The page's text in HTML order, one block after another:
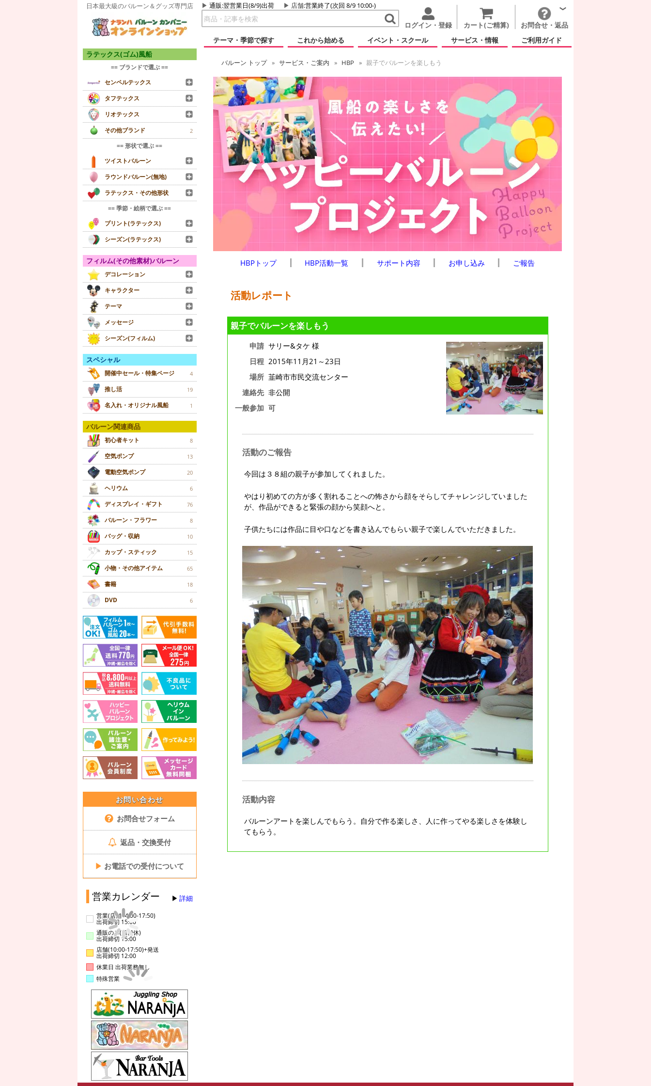
日本最大級のバルーン＆グッズ専門店 通販:翌営業日(8/9)出荷 店舗:営業終了(次回 8/9 10:00-)
ログイン・登録 カート(ご精算)
お問合せ・返品
テーマ・季節で探す
これから始める イベント・スクール サービス・情報 ご利用ガイド
ラテックス(ゴム)風船
== ブランドで選ぶ ==
センペルテックス
タフテックス
リオテックス
その他ブランド
2
== 形状で選ぶ ==
ツイストバルーン
ラウンドバルーン(無地)
ラテックス・その他形状
== 季節・絵柄で選ぶ ==
プリント(ラテックス)
シーズン(ラテックス)
フィルム(その他素材)バルーン
デコレーション
キャラクター
テーマ
メッセージ
シーズン(フィルム)
スペシャル
開催中セール・特集ページ 4
推し活 19
名入れ・オリジナル風船 1
バルーン関連商品
初心者キット 8
空気ポンプ 13
電動空気ポンプ 20
ヘリウム 6
ディスプレイ・ギフト 76
バルーン・フラワー 8
バッグ・収納 10
カップ・スティック 15
小物・その他アイテム 65
書籍 18
DVD 6
お問い合わせ
お問合せフォーム
返品・交換受付
▶ お電話での受付について
営業カレンダー 詳細
営業(店舗14:00-17:50)
出荷締切 15:00
通販のみ(店舗休)
出荷締切 15:00
店舗(10:00-17:50)+発送
出荷締切 12:00
休業日 出荷業務無し
特殊営業
バルーン トップ サービス・ご案内 HBP 親子でバルーンを楽しもう
HBPトップ HBP活動一覧 サポート内容 お申し込み ご報告
活動レポート
親子でバルーンを楽しもう
申請 サリー&タケ 様
日程 2015年11月21～23日
場所 韮崎市市民交流センター
連絡先 非公開
一般参加 可
活動のご報告
今回は３８組の親子が参加してくれました。
やはり初めての方が多く割れることへの怖さから顔をそらしてチャレンジしていました
が、作品ができると緊張の顔から笑顔へと。
子供たちには作品に目や口などを書き込んでもらい親子で楽しんでいただきました。
活動内容
バルーンアートを楽しんでもらう。自分で作る楽しさ、人に作ってやる楽しさを体験し
てもらう。